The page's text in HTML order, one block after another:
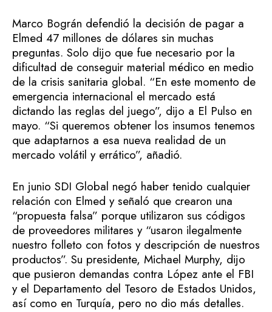
Marco Bográn defendió la decisión de pagar a
Elmed 47 millones de dólares sin muchas
preguntas. Solo dijo que fue necesario por la
dificultad de conseguir material médico en medio
de la crisis sanitaria global. “En este momento de
emergencia internacional el mercado está
dictando las reglas del juego”, dijo a El Pulso en
mayo. “Si queremos obtener los insumos tenemos
que adaptarnos a esa nueva realidad de un
mercado volátil y errático”, añadió.
En junio SDI Global negó haber tenido cualquier
relación con Elmed y señaló que crearon una
“propuesta falsa” porque utilizaron sus códigos
de proveedores militares y “usaron ilegalmente
nuestro folleto con fotos y descripción de nuestros
productos”. Su presidente, Michael Murphy, dijo
que pusieron demandas contra López ante el FBI
y el Departamento del Tesoro de Estados Unidos,
así como en Turquía, pero no dio más detalles.